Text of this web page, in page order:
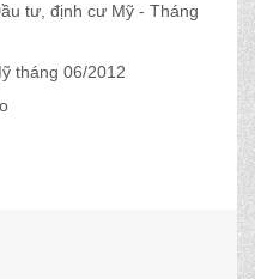
tư, định cư Mỹ - Tháng
tháng 06/2012